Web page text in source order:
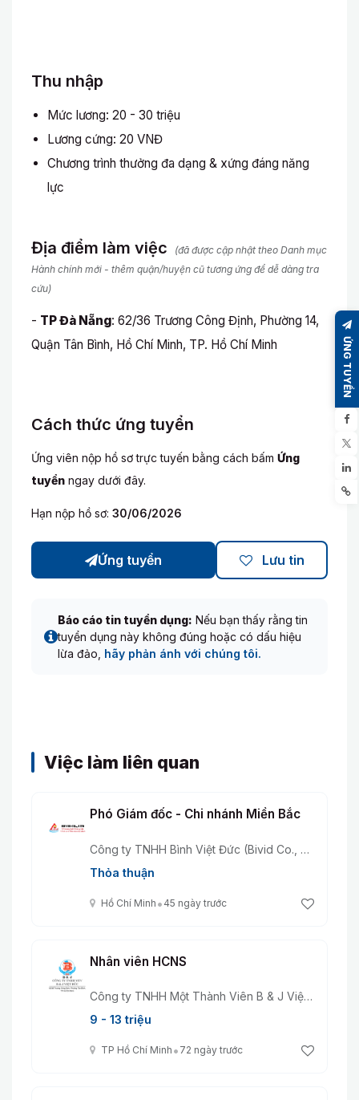
Thu nhập
Mức lương: 20 - 30 triệu
Lương cứng: 20 VNĐ
Chương trình thưởng đa dạng & xứng đáng năng
lực
Địa điểm làm việc
(đã được cập nhật theo Danh mục
Hành chính mới - thêm quận/huyện cũ tương ứng để dễ dàng tra
cứu)
- TP Đà Nẵng: 62/36 Trương Công Định, Phường 14,
Quận Tân Bình, Hồ Chí Minh, TP. Hồ Chí Minh
Cách thức ứng tuyển
Ứng viên nộp hồ sơ trực tuyến bằng cách bấm Ứng
tuyển ngay dưới đây.
Hạn nộp hồ sơ: 30/06/2026
Ứng tuyển Lưu tin
Báo cáo tin tuyển dụng: Nếu bạn thấy rằng tin
tuyển dụng này không đúng hoặc có dấu hiệu
lừa đảo, hãy phản ánh với chúng tôi.
Việc làm liên quan
Phó Giám đốc - Chi nhánh Miền Bắc
Công ty TNHH Bình Việt Đức (Bivid Co., Ltd)
Thỏa thuận
Hồ Chí Minh • 45 ngày trước
Nhân viên HCNS
Công ty TNHH Một Thành Viên B & J Việt Đức
9 - 13 triệu
TP Hồ Chí Minh • 72 ngày trước
ỨNG TUYỂN